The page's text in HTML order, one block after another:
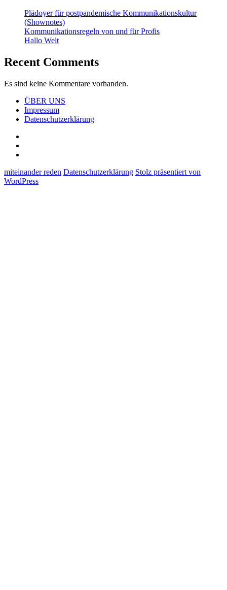
Plädoyer für postpandemische Kommunikationskultur
(Shownotes)
Kommunikationsregeln von und für Profis
Hallo Welt
Recent Comments
Es sind keine Kommentare vorhanden.
ÜBER UNS
Impressum
Datenschutzerklärung
miteinander reden Datenschutzerklärung Stolz präsentiert von
WordPress